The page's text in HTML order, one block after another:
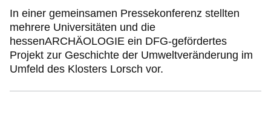
In einer gemeinsamen Pressekonferenz stellten
mehrere Universitäten und die
hessenARCHÄOLOGIE ein DFG-gefördertes
Projekt zur Geschichte der Umweltveränderung im
Umfeld des Klosters Lorsch vor.